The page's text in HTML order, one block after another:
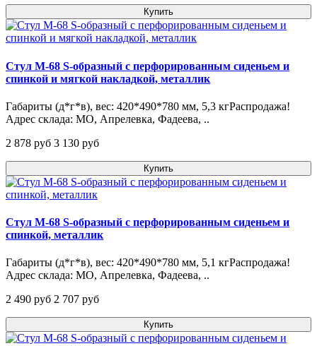
Купить
Стул М-68 S-образный с перфорированным сиденьем и
спинкой и мягкой накладкой, металлик
Габариты (д*г*в), вес: 420*490*780 мм, 5,3 кгРаспродажа!
Адрес склада: МО, Апрелевка, Фадеева, ..
2 878 pуб 3 130 pуб
Купить
Стул М-68 S-образный с перфорированным сиденьем и
спинкой, металлик
Габариты (д*г*в), вес: 420*490*780 мм, 5,1 кгРаспродажа!
Адрес склада: МО, Апрелевка, Фадеева, ..
2 490 pуб 2 707 pуб
Купить